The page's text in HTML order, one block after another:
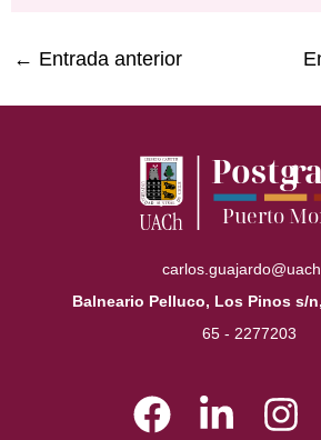
Navegación
← Entrada anterior
Balneario Pelluco, Los Pinos s/
65 - 2277203